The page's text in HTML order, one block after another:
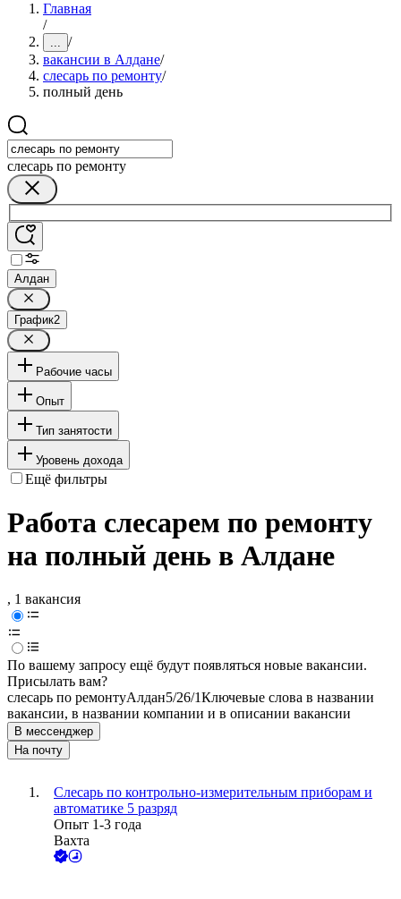
Главная
/
... /
вакансии в Алдане/
слесарь по ремонту/
полный день
слесарь по ремонту
Алдан
График2
Рабочие часы
Опыт
Тип занятости
Уровень дохода
Ещё фильтры
Работа слесарем по ремонту
на полный день в Алдане
, 1 вакансия
По вашему запросу ещё будут появляться новые вакансии.
Присылать вам?
слесарь по ремонтуАлдан5/26/1Ключевые слова в названии
вакансии, в названии компании и в описании вакансии
В мессенджер
На почту
Слесарь по контрольно-измерительным приборам и
автоматике 5 разряд
Опыт 1-3 года
Вахта